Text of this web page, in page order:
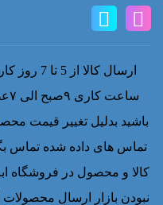
ارسال
باشید بدلیل تغییر قیمت
تماس های داده شده تماس
کالا و محصول در فروشگاه